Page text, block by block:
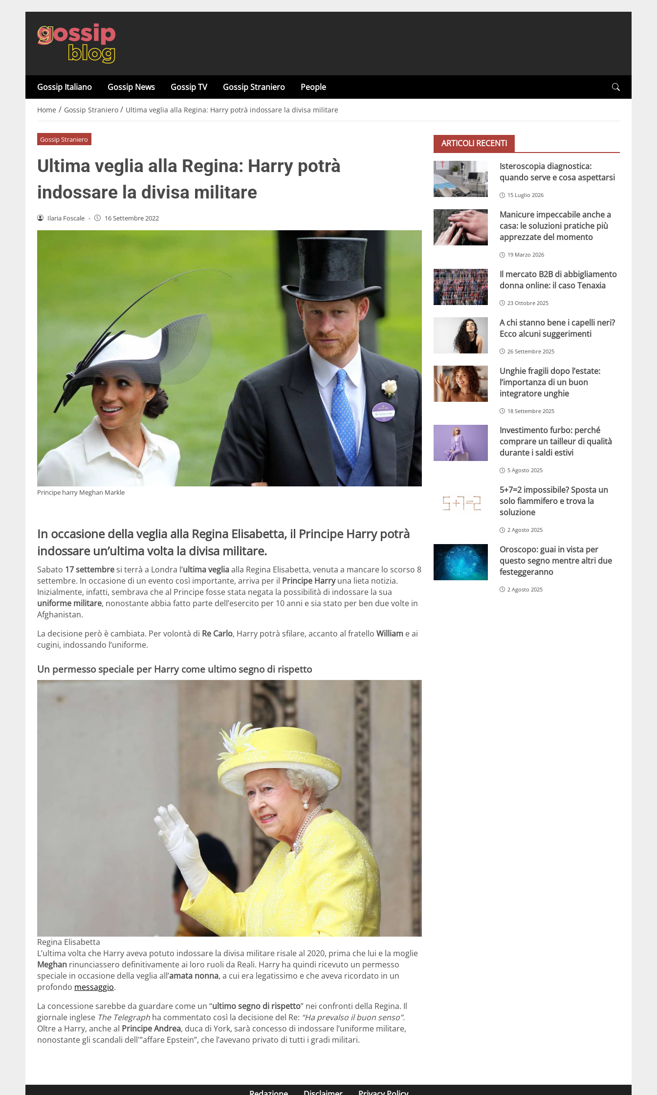
Gossip Italiano Gossip News Gossip TV Gossip Straniero People
Home / Gossip Straniero / Ultima veglia alla Regina: Harry potrà indossare la divisa militare
Gossip Straniero
Ultima veglia alla Regina: Harry potrà
indossare la divisa militare
Ilaria Foscale - 16 Settembre 2022
Principe harry Meghan Markle
In occasione della veglia alla Regina Elisabetta, il Principe Harry potrà
indossare un’ultima volta la divisa militare.
Sabato 17 settembresi terrà a Londra l’ultima vegliaalla Regina Elisabetta, venuta a mancare lo scorso 8
settembre. In occasione di un evento così importante, arriva per il Principe Harryuna lieta notizia.
Inizialmente, infatti, sembrava che al Principe fosse stata negata la possibilità di indossare la sua
uniforme militare, nonostante abbia fatto parte dell’esercito per 10 anni e sia stato per ben due volte in
Afghanistan.
La decisione però è cambiata. Per volontà di Re Carlo, Harry potrà sfilare, accanto al fratello William e ai
cugini, indossando l’uniforme.
Un permesso speciale per Harry come ultimo segno di rispetto
Regina Elisabetta
L’ultima volta che Harry aveva potuto indossare la divisa militare risale al 2020, prima che lui e la moglie
Meghan rinunciassero definitivamente ai loro ruoli da Reali. Harry ha quindi ricevuto un permesso
speciale in occasione della veglia all’amata nonna, a cui era legatissimo e che aveva ricordato in un
profondo messaggio.
La concessione sarebbe da guardare come un “ultimo segno di rispetto” nei confronti della Regina. Il
giornale inglese The Telegraph ha commentato così la decisione del Re: “Ha prevalso il buon senso”.
Oltre a Harry, anche al Principe Andrea, duca di York, sarà concesso di indossare l’uniforme militare,
nonostante gli scandali dell'”affare Epstein”, che l’avevano privato di tutti i gradi militari.
ARTICOLI RECENTI
Isteroscopia diagnostica:
quando serve e cosa aspettarsi
15 Luglio 2026
Manicure impeccabile anche a
casa: le soluzioni pratiche più
apprezzate del momento
19 Marzo 2026
Il mercato B2B di abbigliamento
donna online: il caso Tenaxia
23 Ottobre 2025
A chi stanno bene i capelli neri?
Ecco alcuni suggerimenti
26 Settembre 2025
Unghie fragili dopo l’estate:
l’importanza di un buon
integratore unghie
18 Settembre 2025
Investimento furbo: perché
comprare un tailleur di qualità
durante i saldi estivi
5 Agosto 2025
5+7=2 impossibile? Sposta un
solo fiammifero e trova la
soluzione
2 Agosto 2025
Oroscopo: guai in vista per
questo segno mentre altri due
festeggeranno
2 Agosto 2025